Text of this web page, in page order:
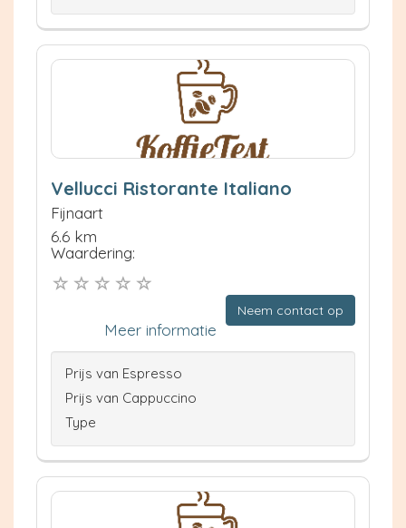
Vellucci Ristorante Italiano
Fijnaart
6.6 km
Waardering:
Neem contact op
Meer informatie
Prijs van Espresso
Prijs van Cappuccino
Type